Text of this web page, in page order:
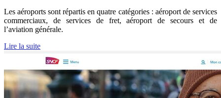
Les aéroports sont répartis en quatre catégories : aéroport de services
commerciaux, de services de fret, aéroport de secours et de
l’aviation générale.
Lire la suite